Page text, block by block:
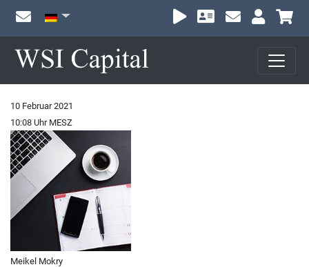
10 Februar 2021
10:08 Uhr MESZ
Meikel Mokry